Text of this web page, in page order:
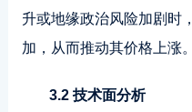
升或地缘政治风险加剧时
加，从而推动其价格上涨。
3.2 技术面分析